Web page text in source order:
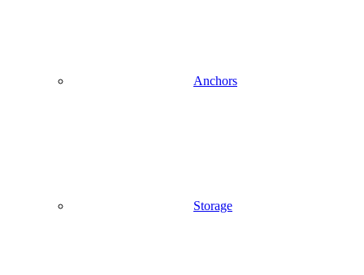
Anchors
Storage